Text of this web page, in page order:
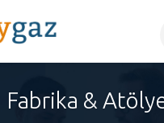
Fabrika &